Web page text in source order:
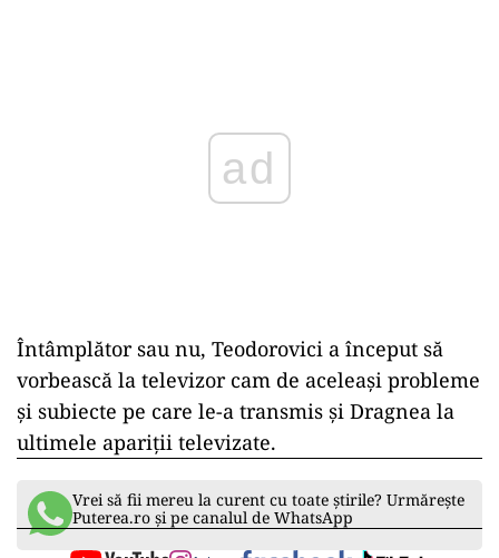
Întâmplător sau nu, Teodorovici a început să
vorbească la televizor cam de aceleași probleme
și subiecte pe care le-a transmis și Dragnea la
ultimele apariții televizate.
Vrei să fii mereu la curent cu toate știrile? Urmărește
Puterea.ro și pe canalul de WhatsApp